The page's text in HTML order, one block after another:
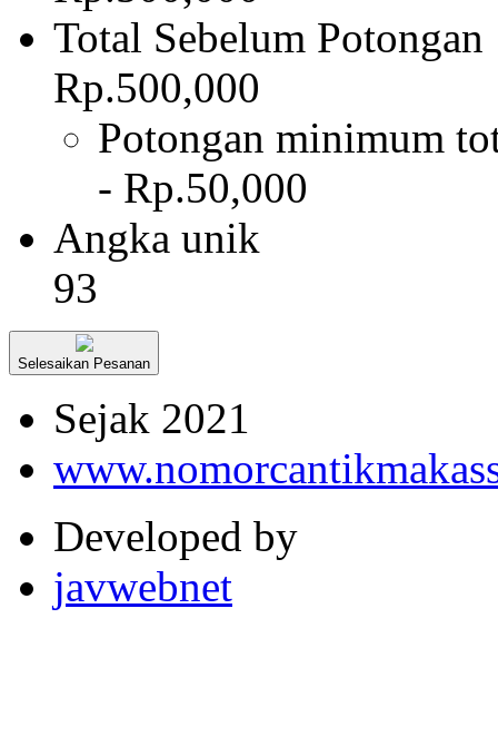
Total Sebelum Potongan
Rp.500,000
Potongan minimum
- Rp.50,000
Angka unik
93
Selesaikan Pesanan
Sejak 2021
Developed by
javwebnet